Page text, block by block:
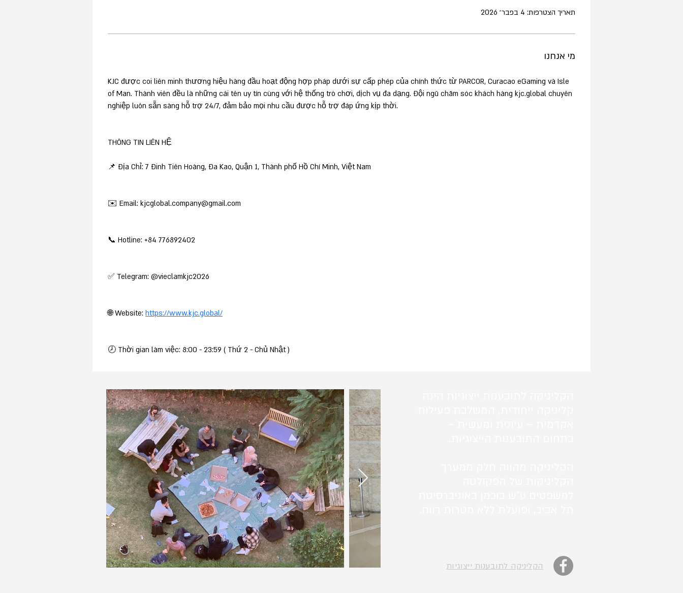
תאריך הצטרפות: 4 בפבר׳ 2026
מי אנחנו
KJC được coi liên minh thương hiệu hàng đầu hoạt động hợp pháp dưới sự cấp phép của chính thức từ PARCOR, Curacao eGaming và Isle
of Man. Thành viên đều là những cái tên uy tín cùng với hệ thống trò chơi, dịch vụ đa dạng. Đội ngũ chăm sóc khách hàng kjc.global chuyên
nghiệp luôn sẵn sàng hỗ trợ 24/7, đảm bảo mọi nhu cầu được hỗ trợ đáp ứng kịp thời.
THÔNG TIN LIÊN HỆ
📌 Địa Chỉ: 7 Đinh Tiên Hoàng, Đa Kao, Quận 1, Thành phố Hồ Chí Minh, Việt Nam
✉️ Email: kjcglobal.company@gmail.com
📞 Hotline: +84 776892402
✅ Telegram: @vieclamkjc2026
🌐 Website: https://www.kjc.global/
🕗 Thời gian làm việc: 8:00 - 23:59 ( Thứ 2 - Chủ Nhật )
הקליניקה לתובענות ייצוגיות